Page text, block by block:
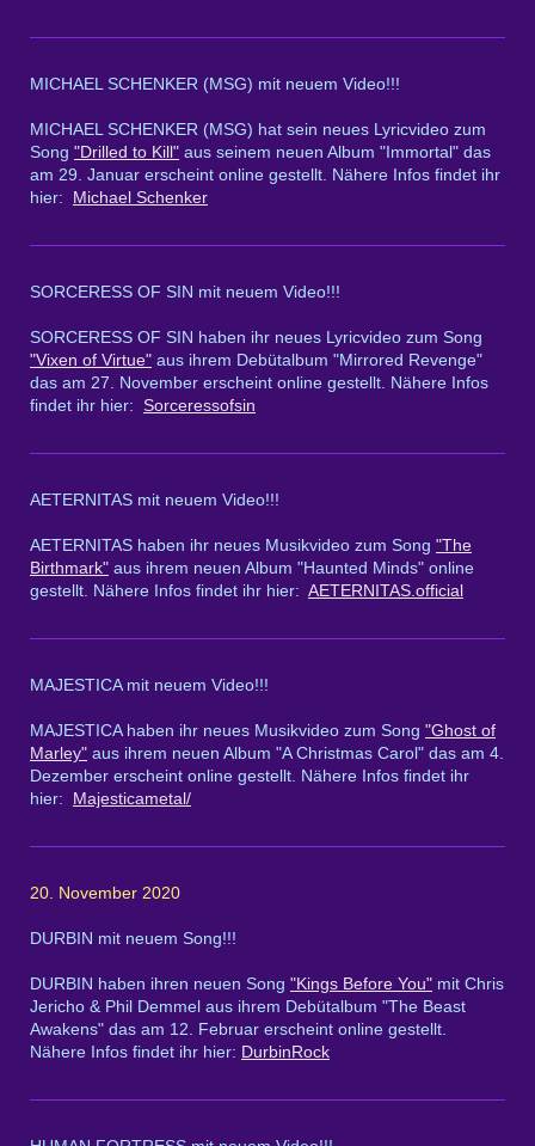
MICHAEL SCHENKER (MSG) mit neuem Video!!!
MICHAEL SCHENKER (MSG) hat sein neues Lyricvideo zum
Song "Drilled to Kill" aus seinem neuen Album "Immortal" das
am 29. Januar erscheint online gestellt. Nähere Infos findet ihr
hier:
Michael Schenker
SORCERESS OF SIN mit neuem Video!!!
SORCERESS OF SIN haben ihr neues Lyricvideo zum Song
"Vixen of Virtue" aus ihrem Debütalbum "Mirrored Revenge"
das am 27. November erscheint online gestellt. Nähere Infos
findet ihr hier: Sorceressofsin
AETERNITAS mit neuem Video!!!
AETERNITAS haben ihr neues Musikvideo zum Song "The
Birthmark" aus ihrem neuen Album "Haunted Minds" online
gestellt. Nähere Infos findet ihr hier: AETERNITAS.official
MAJESTICA mit neuem Video!!!
MAJESTICA haben ihr neues Musikvideo zum Song "Ghost of
Marley" aus ihrem neuen Album "A Christmas Carol" das am 4.
Dezember erscheint online gestellt. Nähere Infos findet ihr
hier:
Majesticametal/
20. November 2020
DURBIN mit neuem Song!!!
DURBIN haben ihren neuen Song "Kings Before You" mit Chris
Jericho & Phil Demmel aus ihrem Debütalbum "The Beast
Awakens" das am 12. Februar erscheint online gestellt.
Nähere Infos findet ihr hier: DurbinRock